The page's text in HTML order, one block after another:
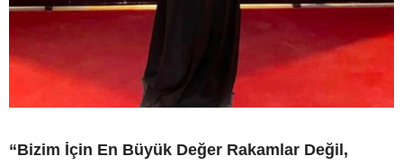
“Bizim İçin En Büyük Değer Rakamlar Değil,